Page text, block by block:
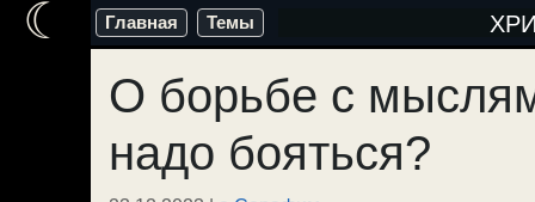
Перейти
содержимому
Главная Темы
О борьбе с
надо бояться?
☾